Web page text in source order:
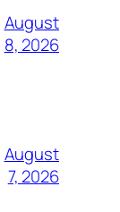
August
8, 2026
August
7, 2026